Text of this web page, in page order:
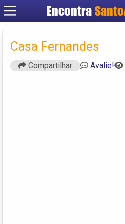
Encontra
Casa Fernandes
Compartilhar Avalie!